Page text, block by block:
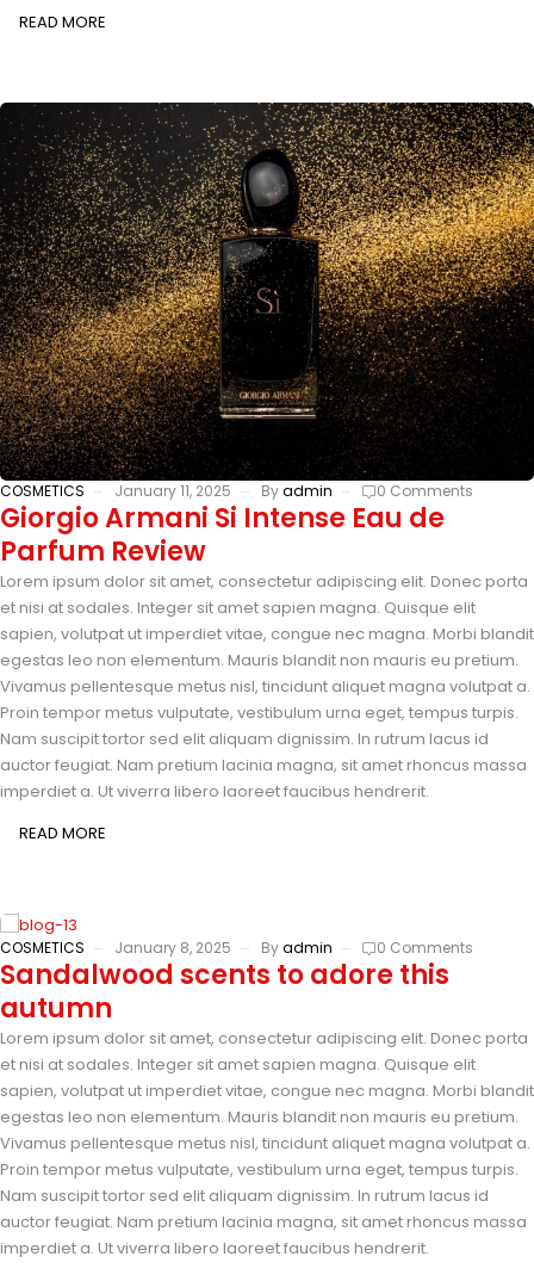
READ MORE
COSMETICS January 11, 2025 Byadmin 0 Comments
Giorgio Armani Si Intense Eau de
Parfum Review
Lorem ipsum dolor sit amet, consectetur adipiscing elit. Donec porta
et nisi at sodales. Integer sit amet sapien magna. Quisque elit
sapien, volutpat ut imperdiet vitae, congue nec magna. Morbi blandit
egestas leo non elementum. Mauris blandit non mauris eu pretium.
Vivamus pellentesque metus nisl, tincidunt aliquet magna volutpat a.
Proin tempor metus vulputate, vestibulum urna eget, tempus turpis.
Nam suscipit tortor sed elit aliquam dignissim. In rutrum lacus id
auctor feugiat. Nam pretium lacinia magna, sit amet rhoncus massa
imperdiet a. Ut viverra libero laoreet faucibus hendrerit.
READ MORE
COSMETICS January 8, 2025 Byadmin 0 Comments
Sandalwood scents to adore this
autumn
Lorem ipsum dolor sit amet, consectetur adipiscing elit. Donec porta
et nisi at sodales. Integer sit amet sapien magna. Quisque elit
sapien, volutpat ut imperdiet vitae, congue nec magna. Morbi blandit
egestas leo non elementum. Mauris blandit non mauris eu pretium.
Vivamus pellentesque metus nisl, tincidunt aliquet magna volutpat a.
Proin tempor metus vulputate, vestibulum urna eget, tempus turpis.
Nam suscipit tortor sed elit aliquam dignissim. In rutrum lacus id
auctor feugiat. Nam pretium lacinia magna, sit amet rhoncus massa
imperdiet a. Ut viverra libero laoreet faucibus hendrerit.